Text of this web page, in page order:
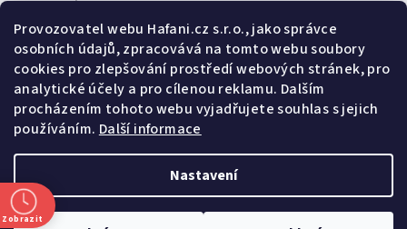
Provozovatel webu Hafani.cz s.r.o., jako správce
osobních údajů, zpracovává na tomto webu soubory
cookies pro zlepšování prostředí webových stránek, pro
analytické účely a pro cílenou reklamu. Dalším
procházením tohoto webu vyjadřujete souhlas s jejich
používáním. Další informace
Nastavení
Odebírat newsletter
E-mail
Potvrzuji souhlas svšeobecnými obchodními podmínkami a
spodmínkami zpracovávání a ochrany osobních údajů .
Přihlásit se
Z
á
Copyright 2026
nastavení cookies
Zobrazit